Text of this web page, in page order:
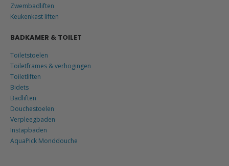
Zwembadliften
Keukenkast liften
BADKAMER & TOILET
Toiletstoelen
Toiletframes & verhogingen
Toiletliften
Bidets
Badliften
Douchestoelen
Verpleegbaden
Instapbaden
AquaPick Monddouche